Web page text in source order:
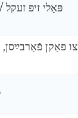
פּאָלי זיפּ
צו פּאַקן פֿאַרבײַסן,